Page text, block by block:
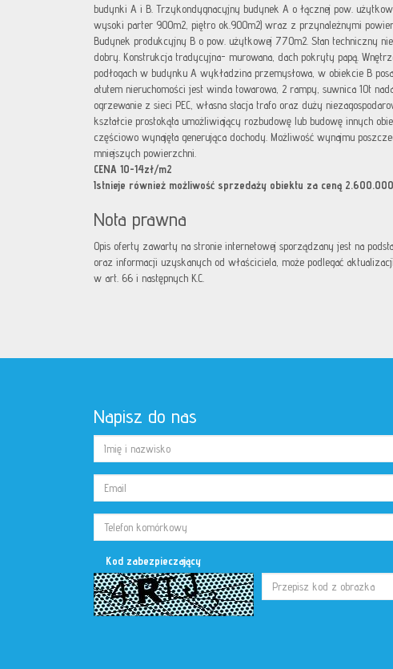
budynki A i B. Trzykondygnacyjny budynek A o łącznej pow.
wysoki parter 900m2, piętro ok.900m2) wraz z przynależnymi
Budynek produkcyjny B o pow. użytkowej 770m2. Stan techniczny
dobry. Konstrukcja tradycyjna- murowana, dach pokryty papą.
podłogach w budynku A wykładzina przemysłowa, w obiekcie B
atutem nieruchomości jest winda towarowa, 2 rampy, suwnica 10t
ogrzewanie z sieci PEC, własna stacja trafo oraz duży
kształcie prostokąta umożliwiający rozbudowę lub budowę innych
częściowo wynajęta generująca dochody. Możliwość wynajmu
mniejszych powierzchni.
CENA 10-14zł/m2
Istnieje również możliwość sprzedaży obiektu za ceną
Nota prawna
Opis oferty zawarty na stronie internetowej sporządzany jest na
oraz informacji uzyskanych od właściciela, może podlegać
w art. 66 i następnych K.C.
Napisz do nas
Kod zabezpieczający